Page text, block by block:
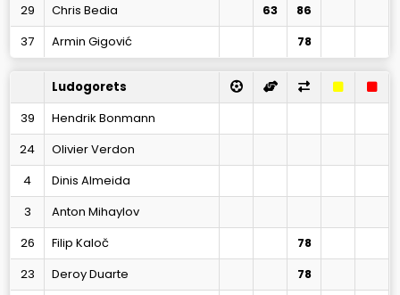
29 Chris Bedia 63 86
37 Armin Gigović 78
Ludogorets
39
Hendrik Bonmann
24
Olivier Verdon
4
Dinis Almeida
3
Anton Mihaylov
26
Filip Kaloč 78
23 Deroy Duarte 78